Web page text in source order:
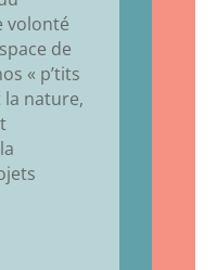
volonté
de
« p’tits
la nature,